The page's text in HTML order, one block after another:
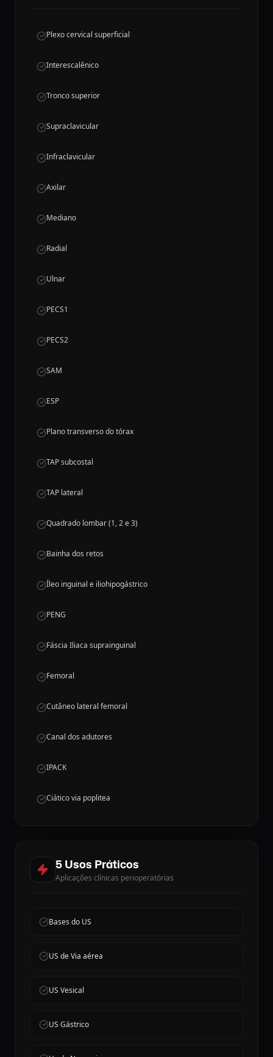
Plexo cervical superficial
Interescalênico
Tronco superior
Supraclavicular
Infraclavicular
Axilar
Mediano
Radial
Ulnar
PECS1
PECS2
SAM
ESP
Plano transverso do tórax
TAP subcostal
TAP lateral
Quadrado lombar (1, 2 e 3)
Bainha dos retos
Íleo inguinal e iliohipogástrico
PENG
Fáscia Iliaca suprainguinal
Femoral
Cutâneo lateral femoral
Canal dos adutores
IPACK
Ciático via poplitea
5 Usos Práticos
Aplicações clínicas perioperatórias
Bases do US
US de Via aérea
US Vesical
US Gástrico